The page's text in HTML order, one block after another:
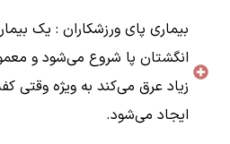
بیماری پای ورزشکاران : یک
انگشتان پا شروع می‌شود و
زیاد عرق می‌کند به ویژه
ایجاد می‌شود.